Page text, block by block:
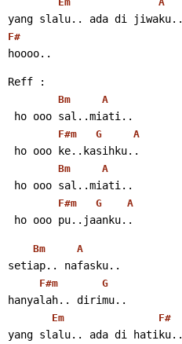
yang slalu.. ada di jiwaku..
F#
hoooo..
Reff :
Bm A
ho ooo sal..miati..
F#m G A
ho ooo ke..kasihku..
Bm A
ho ooo sal..miati..
F#m G A
ho ooo pu..jaanku..
Bm A
setiap.. nafasku..
F#m G
hanyalah.. dirimu..
Em F#
yang slalu.. ada di hatiku..